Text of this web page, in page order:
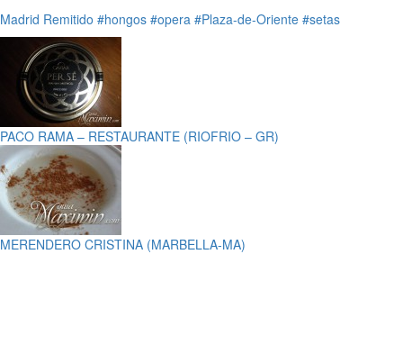
Madrid Remitido #hongos #opera #Plaza-de-Oriente #setas
PACO RAMA – RESTAURANTE (RIOFRIO – GR)
MERENDERO CRISTINA (MARBELLA-MA)